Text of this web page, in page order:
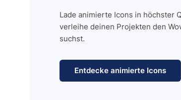
Lade animierte Icons in höchster
verleihe deinen Projekten den
suchst.
Entdecke animierte Icons